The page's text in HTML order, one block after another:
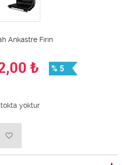
Ankastre Fırın
₺ % 5
yoktur